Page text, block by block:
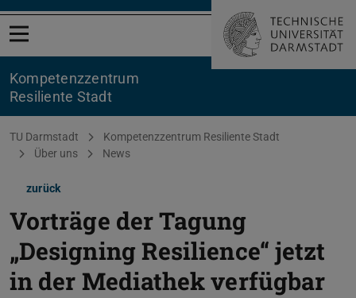
Menü öffnen
Kompetenzzentrum
Resiliente Stadt
Sie befinden sich hier:
TU Darmstadt
Kompetenzzentrum Resiliente Stadt
Über uns
News
zurück
Vorträge der Tagung
„Designing Resilience“ jetzt
in der Mediathek verfügbar